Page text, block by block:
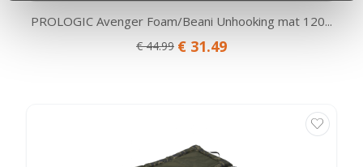
PROLOGIC Avenger Foam/Beani Unhooking mat 120...
€ 44.99 € 31.49